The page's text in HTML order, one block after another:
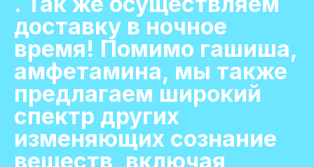
доставку в ночное
время! Помимо гашиша,
амфетамина, мы также
предлагаем широкий
спектр других
изменяющих сознание
веществ, включая